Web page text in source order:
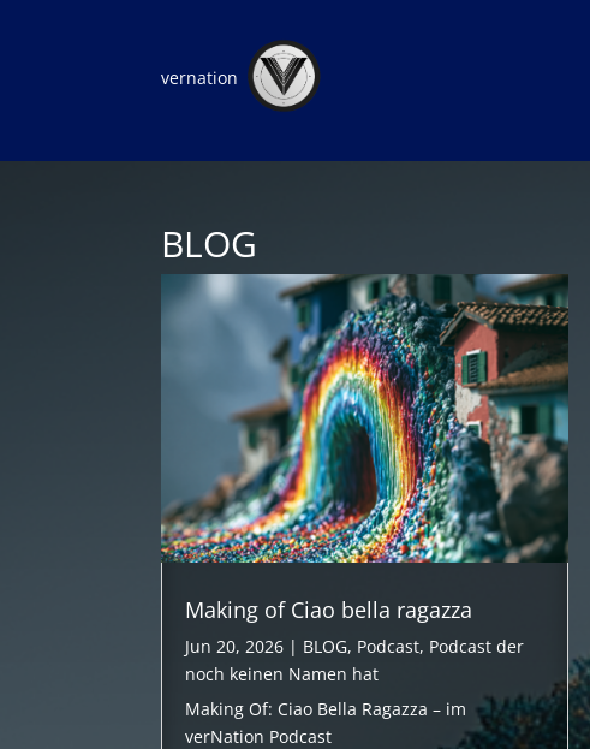
vernation
BLOG
Making of Ciao bella ragazza
Jun 20, 2026 | BLOG, Podcast, Podcast der
noch keinen Namen hat
Making Of: Ciao Bella Ragazza – im
verNation Podcast